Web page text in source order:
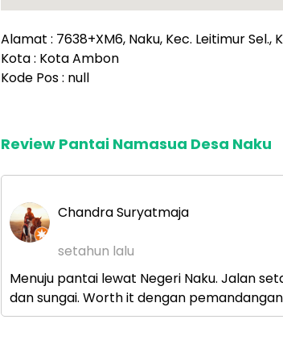
Alamat : 7638+XM6, Naku, Kec. Leitimur
Kota : Kota Ambon
Kode Pos : null
Review Pantai Namasua Desa Naku
Chandra Suryatmaja
setahun lalu
Menuju pantai lewat Negeri Naku. Jalan
dan sungai. Worth it dengan